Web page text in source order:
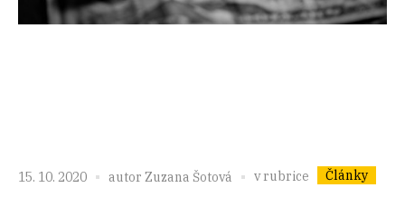
15. 10. 2020 autor Zuzana Šotová v rubrice Články